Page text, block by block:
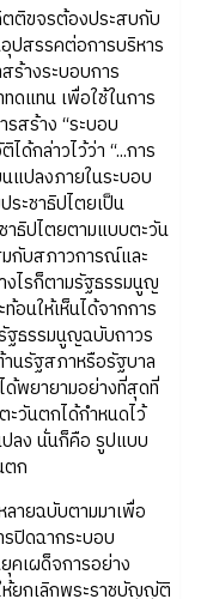
ติขจรต้องประสบกับ
ปสรรคต่อการบริหาร
ร้างระบอบการ
ดแทน เพื่อใช้ในการ
สร้าง “ระบอบ
ด้กล่าวไว้ว่า “...การ
แปลงภายในระบอบ
ระชาธิปไตยเป็น
าธิปไตยตามแบบตะวัน
มกับสภาวการณ์และ
ไรก็ตามรัฐธรรมนูญ
นให้เห็นได้จากการ
ฐธรรมนูญฉบับถาวร
นรัฐสภาหรือรัฐบาล
พยายามอย่างที่สุดที่
ะวันตกได้กำหนดไว้
ลง นั่นก็คือ รูปแบบ
ตก
ายฉบับตามมาเพื่อ
ปิดฉากระบอบ
คเผด็จการอย่าง
ยกเลิกพระราชบัญญัติ